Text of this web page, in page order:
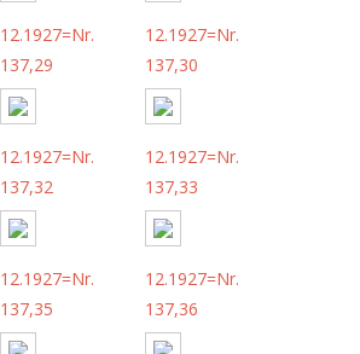
12.1927=Nr.
137,29
12.1927=Nr.
137,30
12.1927=Nr.
137,32
12.1927=Nr.
137,33
12.1927=Nr.
137,35
12.1927=Nr.
137,36